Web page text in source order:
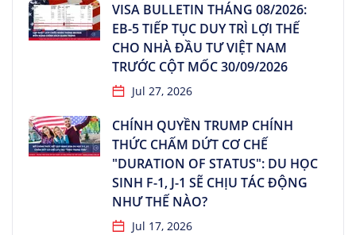
VISA BULLETIN THÁNG 08/2026:
EB-5 TIẾP TỤC DUY TRÌ LỢI THẾ
CHO NHÀ ĐẦU TƯ VIỆT NAM
TRƯỚC CỘT MỐC 30/09/2026
Jul 27, 2026
CHÍNH QUYỀN TRUMP CHÍNH
THỨC CHẤM DỨT CƠ CHẾ
"DURATION OF STATUS": DU HỌC
SINH F-1, J-1 SẼ CHỊU TÁC ĐỘNG
NHƯ THẾ NÀO?
Jul 17, 2026